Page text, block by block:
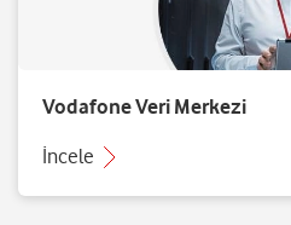
Vodafone Veri Merkezi
İncele